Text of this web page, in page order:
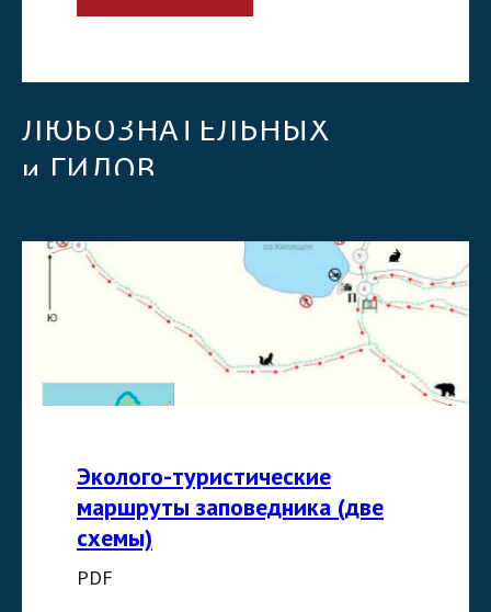
ДЛЯ
ЛЮБОЗНАТЕЛЬНЫХ
и ГИДОВ
Эколого-туристические
маршруты заповедника (две
схемы)
PDF